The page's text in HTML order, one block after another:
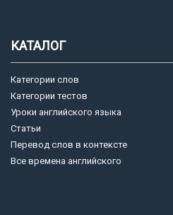
КАТАЛОГ
Категории слов
Категории тестов
Уроки английского языка
Статьи
Перевод слов в контексте
Все времена английского